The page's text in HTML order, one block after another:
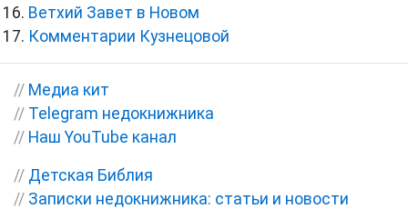
Ветхий Завет в Новом
Комментарии Кузнецовой
// Медиа кит
// Telegram недокнижника
// Наш YouTube канал
// Детская Библия
// Записки недокнижника: статьи и новости